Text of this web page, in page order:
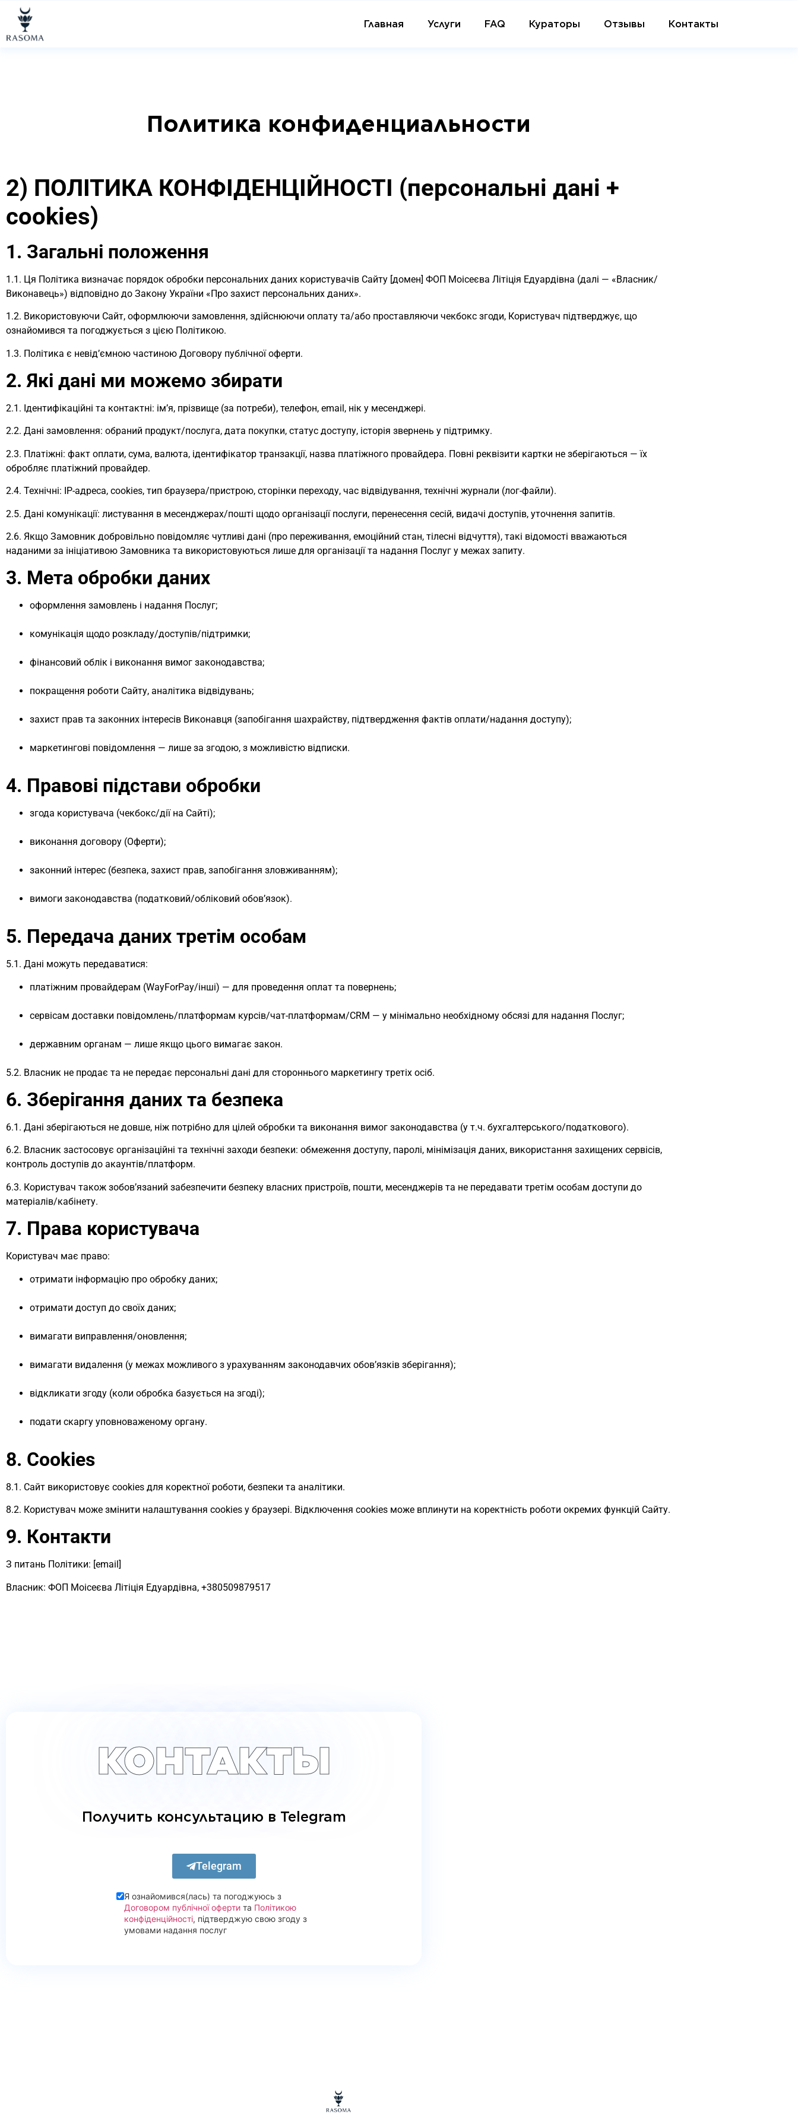
" "
Главная Услуги FAQ Кураторы Отзывы Контакты
Политика конфиденциальности
2) ПОЛІТИКА КОНФІДЕНЦІЙНОСТІ (персональні дані +
cookies)
1. Загальні положення
1.1. Ця Політика визначає порядок обробки персональних даних користувачів Сайту [домен] ФОП Моісеєва Літіція Едуардівна (далі — «Власник/
Виконавець») відповідно до Закону України «Про захист персональних даних».
1.2. Використовуючи Сайт, оформлюючи замовлення, здійснюючи оплату та/або проставляючи чекбокс згоди, Користувач підтверджує, що
ознайомився та погоджується з цією Політикою.
1.3. Політика є невід’ємною частиною Договору публічної оферти.
2. Які дані ми можемо збирати
2.1. Ідентифікаційні та контактні: ім’я, прізвище (за потреби), телефон, email, нік у месенджері.
2.2. Дані замовлення: обраний продукт/послуга, дата покупки, статус доступу, історія звернень у підтримку.
2.3. Платіжні: факт оплати, сума, валюта, ідентифікатор транзакції, назва платіжного провайдера. Повні реквізити картки не зберігаються — їх
обробляє платіжний провайдер.
2.4. Технічні: IP-адреса, cookies, тип браузера/пристрою, сторінки переходу, час відвідування, технічні журнали (лог-файли).
2.5. Дані комунікації: листування в месенджерах/пошті щодо організації послуги, перенесення сесій, видачі доступів, уточнення запитів.
2.6. Якщо Замовник добровільно повідомляє чутливі дані (про переживання, емоційний стан, тілесні відчуття), такі відомості вважаються
наданими за ініціативою Замовника та використовуються лише для організації та надання Послуг у межах запиту.
3. Мета обробки даних
оформлення замовлень і надання Послуг;
комунікація щодо розкладу/доступів/підтримки;
фінансовий облік і виконання вимог законодавства;
покращення роботи Сайту, аналітика відвідувань;
захист прав та законних інтересів Виконавця (запобігання шахрайству, підтвердження фактів оплати/надання доступу);
маркетингові повідомлення — лише за згодою, з можливістю відписки.
4. Правові підстави обробки
згода користувача (чекбокс/дії на Сайті);
виконання договору (Оферти);
законний інтерес (безпека, захист прав, запобігання зловживанням);
вимоги законодавства (податковий/обліковий обов’язок).
5. Передача даних третім особам
5.1. Дані можуть передаватися:
платіжним провайдерам (WayForPay/інші) — для проведення оплат та повернень;
сервісам доставки повідомлень/платформам курсів/чат-платформам/CRM — у мінімально необхідному обсязі для надання Послуг;
державним органам — лише якщо цього вимагає закон.
5.2. Власник не продає та не передає персональні дані для стороннього маркетингу третіх осіб.
6. Зберігання даних та безпека
6.1. Дані зберігаються не довше, ніж потрібно для цілей обробки та виконання вимог законодавства (у т.ч. бухгалтерського/податкового).
6.2. Власник застосовує організаційні та технічні заходи безпеки: обмеження доступу, паролі, мінімізація даних, використання захищених сервісів,
контроль доступів до акаунтів/платформ.
6.3. Користувач також зобов’язаний забезпечити безпеку власних пристроїв, пошти, месенджерів та не передавати третім особам доступи до
матеріалів/кабінету.
7. Права користувача
Користувач має право:
отримати інформацію про обробку даних;
отримати доступ до своїх даних;
вимагати виправлення/оновлення;
вимагати видалення (у межах можливого з урахуванням законодавчих обов’язків зберігання);
відкликати згоду (коли обробка базується на згоді);
подати скаргу уповноваженому органу.
8. Cookies
8.1. Сайт використовує cookies для коректної роботи, безпеки та аналітики.
8.2. Користувач може змінити налаштування cookies у браузері. Відключення cookies може вплинути на коректність роботи окремих функцій Сайту.
9. Контакти
З питань Політики: [email]
Власник: ФОП Моісеєва Літіція Едуардівна, +380509879517
КОНТАКТЫ
Получить консультацию в Telegram
Telegram
Я ознайомився(лась) та погоджуюсь з
Договором публічної офертита Політикою
конфіденційності, підтверджую свою згоду з
умовами надання послуг